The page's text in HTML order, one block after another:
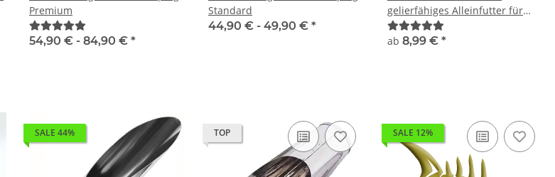
Premium
54,90 € - 84,90 € *
Standard
44,90 € - 49,90 € *
gelierfähiges Alleinfutter für
Zierfische und Ziergarnelen
ab 8,99 € *
SALE 44% TOP SALE 12%